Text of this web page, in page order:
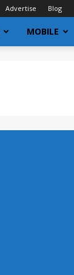
Advertise Blog
MOBILE